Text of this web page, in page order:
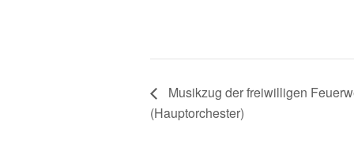
Musikzug der freiwilligen
(Hauptorchester)